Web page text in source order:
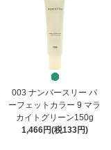
003 ナンバースリー パ
ーフェットカラー 9 マラ
カイトグリーン150g
1,466円(税133円)